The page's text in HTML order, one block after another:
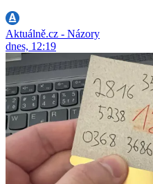
Aktuálně.cz - Názory
dnes, 12:19